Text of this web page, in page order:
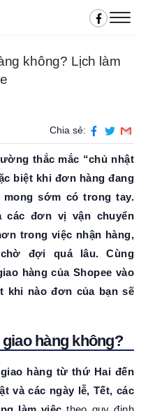
không? Lịch làm
Chia sẻ:
thắc mắc “chủ nhật
biệt khi đơn hàng đang
sớm có trong tay.
các đơn vị vận chuyển
trong việc nhận hàng,
đợi quá lâu. Cùng
hàng của Shopee vào
khi nào đơn của bạn sẽ
hàng không?
giao hàng từ thứ Hai đến
và các ngày lễ, Tết, các